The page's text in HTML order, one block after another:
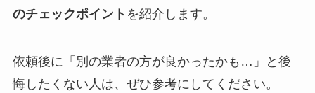
のチェックポイント を紹介します。
依頼後に「別の業者の方が良かったかも…」と後
悔したくない人は、ぜひ参考にしてください。